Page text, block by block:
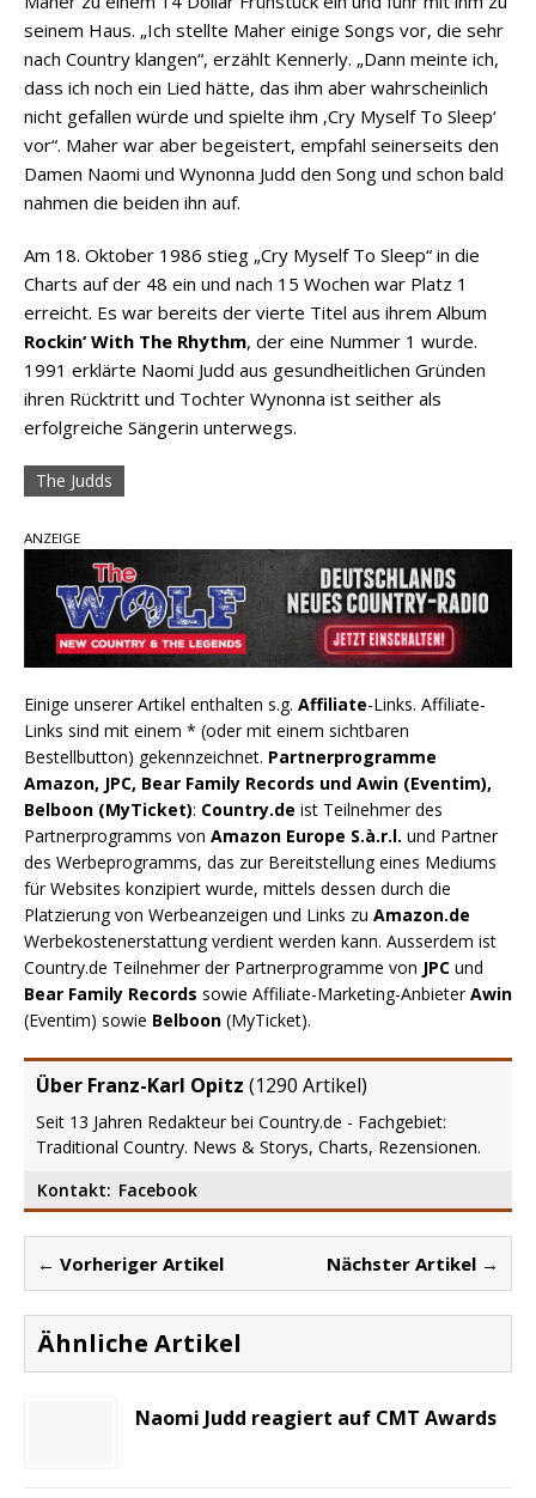
seinem Haus. „Ich stellte Maher einige Songs vor, die sehr
nach Country klangen“, erzählt Kennerly. „Dann meinte ich,
dass ich noch ein Lied hätte, das ihm aber wahrscheinlich
nicht gefallen würde und spielte ihm ‚Cry Myself To Sleep‘
vor“. Maher war aber begeistert, empfahl seinerseits den
Damen Naomi und Wynonna Judd den Song und schon bald
nahmen die beiden ihn auf.
Am 18. Oktober 1986 stieg „Cry Myself To Sleep“ in die
Charts auf der 48 ein und nach 15 Wochen war Platz 1
erreicht. Es war bereits der vierte Titel aus ihrem Album
Rockin‘ With The Rhythm, der eine Nummer 1 wurde.
1991 erklärte Naomi Judd aus gesundheitlichen Gründen
ihren Rücktritt und Tochter Wynonna ist seither als
erfolgreiche Sängerin unterwegs.
The Judds
ANZEIGE
Einige unserer Artikel enthalten s.g. Affiliate-Links. Affiliate-
Links sind mit einem * (oder mit einem sichtbaren
Bestellbutton) gekennzeichnet. Partnerprogramme
Amazon, JPC, Bear Family Records und Awin (Eventim),
Belboon (MyTicket): Country.de ist Teilnehmer des
Partnerprogramms von Amazon Europe S.à.r.l. und Partner
des Werbeprogramms, das zur Bereitstellung eines Mediums
für Websites konzipiert wurde, mittels dessen durch die
Platzierung von Werbeanzeigen und Links zu Amazon.de
Werbekostenerstattung verdient werden kann. Ausserdem ist
Country.de Teilnehmer der Partnerprogramme von JPC und
Bear Family Records sowie Affiliate-Marketing-AnbieterAwin
(Eventim) sowie Belboon (MyTicket).
Über Franz-Karl Opitz (1290 Artikel)
Seit 13 Jahren Redakteur bei Country.de - Fachgebiet:
Traditional Country. News & Storys, Charts, Rezensionen.
Kontakt: Facebook
← Vorheriger Artikel Nächster Artikel →
Ähnliche Artikel
Naomi Judd reagiert auf CMT Awards